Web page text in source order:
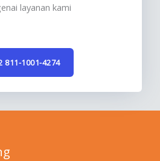
layanan kami
811-1001-4274